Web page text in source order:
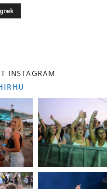
INSTAGRAM